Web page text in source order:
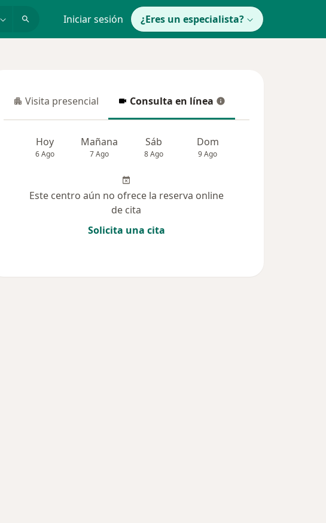
Iniciar sesión ¿Eres un especialista?
Visita presencial
Visita presencial Consulta en línea
Consulta en línea
Hoy
6 Ago
Mañana
7 Ago
Sáb
8 Ago
Dom
9 Ago
Este centro aún no ofrece la reserva online
de cita
Solicita una cita